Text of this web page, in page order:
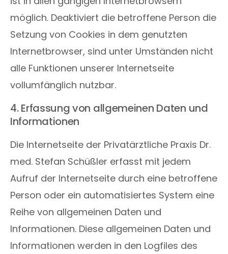
möglich. Deaktiviert die betroffene Person die
Setzung von Cookies in dem genutzten
Internetbrowser, sind unter Umständen nicht
alle Funktionen unserer Internetseite
vollumfänglich nutzbar.
4. Erfassung von allgemeinen Daten und
Informationen
Die Internetseite der Privatärztliche Praxis Dr.
med. Stefan Schüßler erfasst mit jedem
Aufruf der Internetseite durch eine betroffene
Person oder ein automatisiertes System eine
Reihe von allgemeinen Daten und
Informationen. Diese allgemeinen Daten und
Informationen werden in den Logfiles des